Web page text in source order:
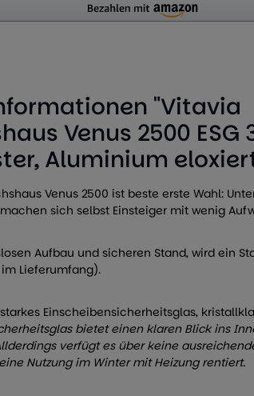
"Vitavia
Venus 2500 ESG
Aluminium
Venus 2500 ist beste erste Wahl:
sich selbst Einsteiger mit wenig
Aufbau und sicheren Stand, wird ein
Lieferumfang).
Einscheibensicherheitsglas,
bietet einen klaren Blick ins
verfügt es über keine
Nutzung im Winter mit Heizung rentiert.